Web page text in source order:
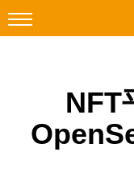
Facebook
科技焦點
NFT